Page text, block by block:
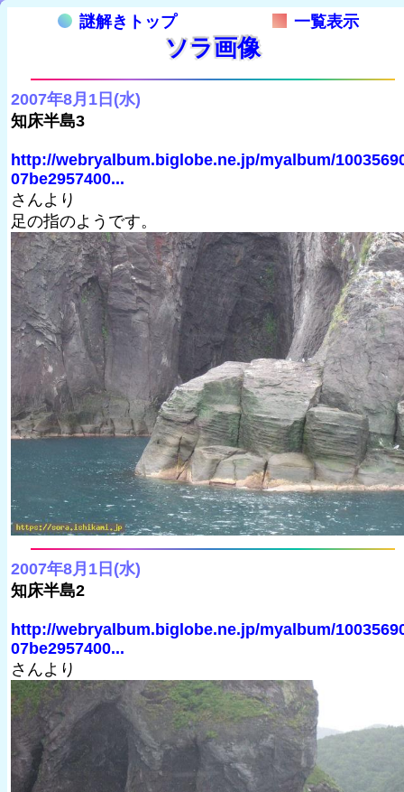
謎解きトップ 一覧表示
ソラ画像
2007年8月1日(水)
知床半島3
http://webryalbum.biglobe.ne.jp/myalbum/
07be2957400...
さんより
足の指のようです。
2007年8月1日(水)
知床半島2
http://webryalbum.biglobe.ne.jp/myalbum/
07be2957400...
さんより